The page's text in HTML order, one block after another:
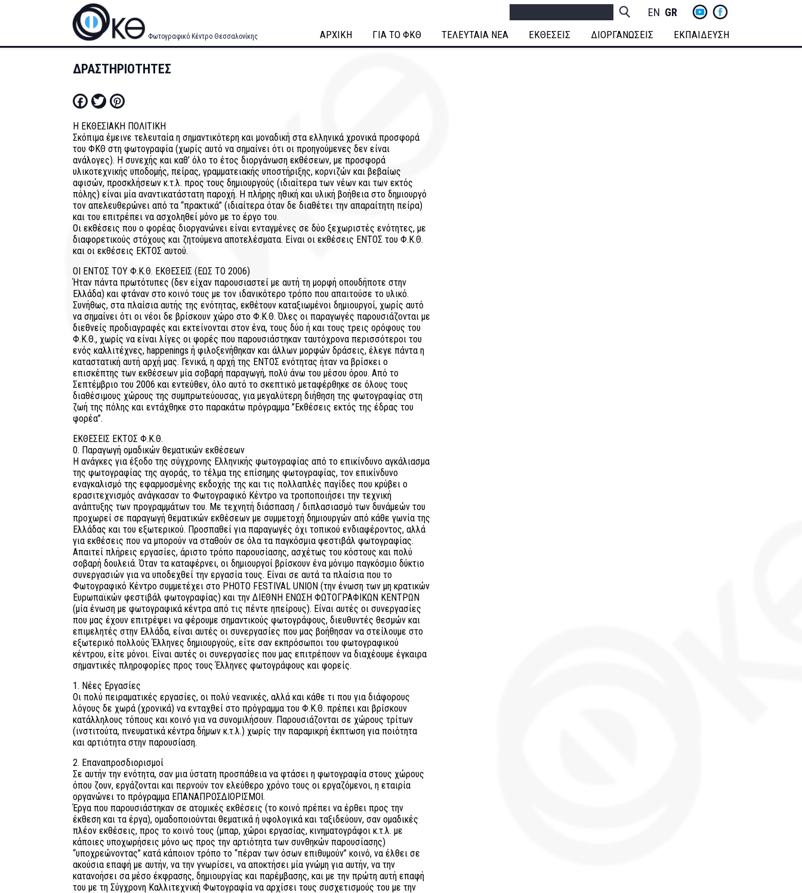
Φωτογραφικό Κέντρο Θεσσαλονίκης
Socials
Menu
ENGLISHGREEK
ΑΡΧΙΚΗ ΓΙΑ ΤΟ ΦΚΘ ΤΕΛΕΥΤΑΙΑ ΝΕΑ ΕΚΘΕΣΕΙΣ ΔΙΟΡΓΑΝΩΣΕΙΣ ΕΚΠΑΙΔΕΥΣΗ
ΔΡΑΣΤΗΡΙΟΤΗΤΕΣ
Facebook
Twitter
Η ΕΚΘΕΣΙΑΚΗ ΠΟΛΙΤΙΚΗ
Σκόπιμα έμεινε τελευταία η σημαντικότερη και μοναδική στα ελληνικά χρονικά προσφορά
του ΦΚΘ στη φωτογραφία (χωρίς αυτό να σημαίνει ότι οι προηγούμενες δεν είναι
ανάλογες). Η συνεχής και καθ’ όλο το έτος διοργάνωση εκθέσεων, με προσφορά
υλικοτεχνικής υποδομής, πείρας, γραμματειακής υποστήριξης, κορνιζών και βεβαίως
αφισών, προσκλήσεων κ.τ.λ. προς τους δημιουργούς (ιδιαίτερα των νέων και των εκτός
πόλης) είναι μία αναντικατάστατη παροχή. Η πλήρης ηθική και υλική βοήθεια στο δημιουργό
τον απελευθερώνει από τα “πρακτικά” (ιδιαίτερα όταν δε διαθέτει την απαραίτητη πείρα)
και του επιτρέπει να ασχοληθεί μόνο με το έργο του.
Οι εκθέσεις που ο φορέας διοργανώνει είναι ενταγμένες σε δύο ξεχωριστές ενότητες, με
διαφορετικούς στόχους και ζητούμενα αποτελέσματα. Είναι οι εκθέσεις ΕΝΤΟΣ του Φ.Κ.Θ.
και οι εκθέσεις ΕΚΤΟΣ αυτού.
ΟΙ ΕΝΤΟΣ ΤΟΥ Φ.Κ.Θ. ΕΚΘΕΣΕΙΣ (ΕΩΣ ΤΟ 2006)
Ήταν πάντα πρωτότυπες (δεν είχαν παρουσιαστεί με αυτή τη μορφή οπουδήποτε στην
Ελλάδα) και φτάναν στο κοινό τους με τον ιδανικότερο τρόπο που απαιτούσε το υλικό.
Συνήθως, στα πλαίσια αυτής της ενότητας, εκθέτουν καταξιωμένοι δημιουργοί, χωρίς αυτό
να σημαίνει ότι οι νέοι δε βρίσκουν χώρο στο Φ.Κ.Θ. Όλες οι παραγωγές παρουσιάζονται με
διεθνείς προδιαγραφές και εκτείνονται στον ένα, τους δύο ή και τους τρεις ορόφους του
Φ.Κ.Θ., χωρίς να είναι λίγες οι φορές που παρουσιάστηκαν ταυτόχρονα περισσότεροι του
ενός καλλιτέχνες, happenings ή φιλοξενήθηκαν και άλλων μορφών δράσεις, έλεγε πάντα η
καταστατική αυτή αρχή μας. Γενικά, η αρχή της ΕΝΤΟΣ ενότητας ήταν να βρίσκει ο
επισκέπτης των εκθέσεων μία σοβαρή παραγωγή, πολύ άνω του μέσου όρου. Από το
Σεπτέμβριο του 2006 και εντεύθεν, όλο αυτό το σκεπτικό μεταφέρθηκε σε όλους τους
διαθέσιμους χώρους της συμπρωτεύουσας, για μεγαλύτερη διήθηση της φωτογραφίας στη
ζωή της πόλης και εντάχθηκε στο παρακάτω πρόγραμμα ”Εκθέσεις εκτός της έδρας του
φορέα”.
ΕΚΘΕΣΕΙΣ ΕΚΤΟΣ Φ.Κ.Θ.
0. Παραγωγή ομαδικών θεματικών εκθέσεων
Η ανάγκες για έξοδο της σύγχρονης Ελληνικής φωτογραφίας από το επικίνδυνο αγκάλιασμα
της φωτογραφίας της αγοράς, το τέλμα της επίσημης φωτογραφίας, τον επικίνδυνο
εναγκαλισμό της εφαρμοσμένης εκδοχής της και τις πολλαπλές παγίδες που κρύβει ο
ερασιτεχνισμός ανάγκασαν το Φωτογραφικό Κέντρο να τροποποιήσει την τεχνική
ανάπτυξης των προγραμμάτων του. Με τεχνητή διάσπαση / διπλασιασμό των δυνάμεών του
προχωρεί σε παραγωγή θεματικών εκθέσεων με συμμετοχή δημιουργών από κάθε γωνία της
Ελλάδας και του εξωτερικού. Προσπαθεί για παραγωγές όχι τοπικού ενδιαφέροντος, αλλά
για εκθέσεις που να μπορούν να σταθούν σε όλα τα παγκόσμια φεστιβάλ φωτογραφίας.
Απαιτεί πλήρεις εργασίες, άριστο τρόπο παρουσίασης, ασχέτως του κόστους και πολύ
σοβαρή δουλειά. Όταν τα καταφέρνει, οι δημιουργοί βρίσκουν ένα μόνιμο παγκόσμιο δύκτιο
συνεργασιών για να υποδεχθεί την εργασία τους. Είναι σε αυτά τα πλαίσια που το
Φωτογραφικό Κέντρο συμμετέχει στο PHOTO FESTIVAL UNION (την ένωση των μη κρατικών
Ευρωπαϊκών φεστιβάλ φωτογραφίας) και την ΔΙΕΘΝΗ ΕΝΩΣΗ ΦΩΤΟΓΡΑΦΙΚΩΝ ΚΕΝΤΡΩΝ
(μία ένωση με φωτογραφικά κέντρα από τις πέντε ηπείρους). Είναι αυτές οι συνεργασίες
που μας έχουν επιτρέψει να φέρουμε σημαντικούς φωτογράφους, διευθυντές θεσμών και
επιμελητές στην Ελλάδα, είναι αυτές οι συνεργασίες που μας βοήθησαν να στείλουμε στο
εξωτερικό πολλούς Έλληνες δημιουργούς, είτε σαν εκπρόσωποι του φωτογραφικού
κέντρου, είτε μόνοι. Είναι αυτές οι συνεργασίες που μας επιτρέπουν να διαχέουμε έγκαιρα
σημαντικές πληροφορίες προς τους Έλληνες φωτογράφους και φορείς.
1. Νέες Εργασίες
Οι πολύ πειραματικές εργασίες, οι πολύ νεανικές, αλλά και κάθε τι που για διάφορους
λόγους δε χωρά (χρονικά) να ενταχθεί στο πρόγραμμα του Φ.Κ.Θ. πρέπει και βρίσκουν
κατάλληλους τόπους και κοινό για να συνομιλήσουν. Παρουσιάζονται σε χώρους τρίτων
(ινστιτούτα, πνευματικά κέντρα δήμων κ.τ.λ.) χωρίς την παραμικρή έκπτωση για ποιότητα
και αρτιότητα στην παρουσίαση.
2. Επαναπροσδιορισμοί
Σε αυτήν την ενότητα, σαν μια ύστατη προσπάθεια να φτάσει η φωτογραφία στους χώρους
όπου ζουν, εργάζονται και περνούν τον ελεύθερο χρόνο τους οι εργαζόμενοι, η εταιρία
οργανώνει το πρόγραμμα ΕΠΑΝΑΠΡΟΣΔΙΟΡΙΣΜΟΙ.
Έργα που παρουσιάστηκαν σε ατομικές εκθέσεις (το κοινό πρέπει να έρθει προς την
έκθεση και τα έργα), ομαδοποιούνται θεματικά ή υφολογικά και ταξιδεύουν, σαν ομαδικές
πλέον εκθέσεις, προς το κοινό τους (μπαρ, χώροι εργασίας, κινηματογράφοι κ.τ.λ. με
κάποιες υποχωρήσεις μόνο ως προς την αρτιότητα των συνθηκών παρουσίασης)
“υποχρεώνοντας” κατά κάποιον τρόπο το “πέραν των όσων επιθυμούν” κοινό, να έλθει σε
ακούσια επαφή με αυτήν, να την γνωρίσει, να αποκτήσει μία γνώμη για αυτήν, να την
κατανοήσει σα μέσο έκφρασης, δημιουργίας και παρέμβασης, και με την πρώτη αυτή επαφή
του με τη Σύγχρονη Καλλιτεχνική Φωτογραφία να αρχίσει τους συσχετισμούς του με την